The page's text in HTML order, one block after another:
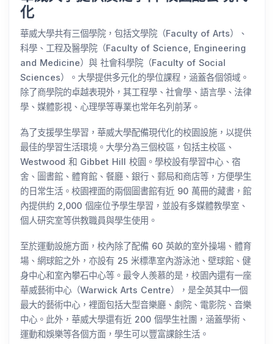
化
華威大學共有三個學院，包括文學院（Faculty of Arts）、
科學、工程及醫學院（Faculty of Science, Engineering
and Medicine）與 社會科學院（Faculty of Social
Sciences）。大學提供多元化的學位課程，涵蓋各個領域。
除了商學院的卓越表現外，其工程學、社會學、語言學、法律
學、媒體影視、心理學等專業也常年名列前茅。
為了支援學生學習，華威大學配備現代化的校園設施，以提供
最佳的學習生活環境。大學分為三個校區，包括主校區、
Westwood 和 Gibbet Hill 校園。學校設有學習中心、宿
舍、圖書館、體育館、餐廳、銀行、郵局和商店等，方便學生
的日常生活。校園裡面的兩個圖書館有近 90 萬冊的藏書，館
內提供約 2,000 個座位予學生學習，並設有多媒體教學室、
個人研究室等供教職員與學生使用。
至於運動設施方面，校內除了配備 60 英畝的室外操場、體育
場、網球館之外，亦設有 25 米標準室內游泳池、壁球館、健
身中心和室內攀石中心等。最令人羨慕的是，校園內還有一座
華威藝術中心（Warwick Arts Centre），是全英其中一個
最大的藝術中心，裡面包括大型音樂廳、劇院、電影院、音樂
中心。此外，華威大學還有近 200 個學生社團，涵蓋學術、
運動和娛樂等各個方面，學生可以豐富課餘生活。